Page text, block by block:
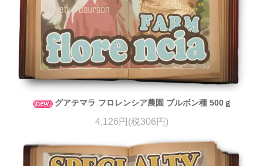
グアテマラ フロレンシア農園 ブルボン種 500ｇ
4,126円(税306円)